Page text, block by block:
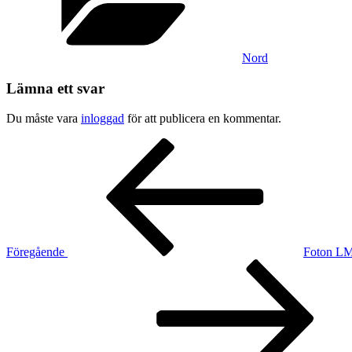
Nord
Lämna ett svar
Du måste vara inloggad för att publicera en kommentar.
Inläggsnavigering
Föregående
Foton